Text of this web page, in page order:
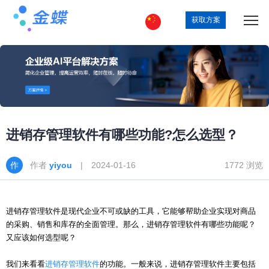
获取方案
进销存管理软件有哪些功能?怎么选型？
作者 yiyou | 2024-01-16 1772 浏览
进销存管理软件是现代企业不可或缺的工具，它能够帮助企业实现对商品
的采购、销售和库存的全面管理。那么，进销存管理软件有哪些功能呢？
又应该如何选型呢？
我们来看看进销存管理软件的功能。一般来说，进销存管理软件主要包括